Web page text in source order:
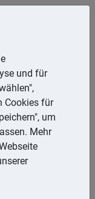
und für
Cookies für
um
Mehr